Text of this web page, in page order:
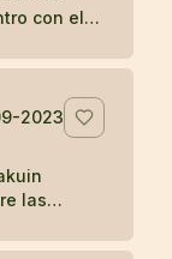
con el
del buen
2023
las
mentales